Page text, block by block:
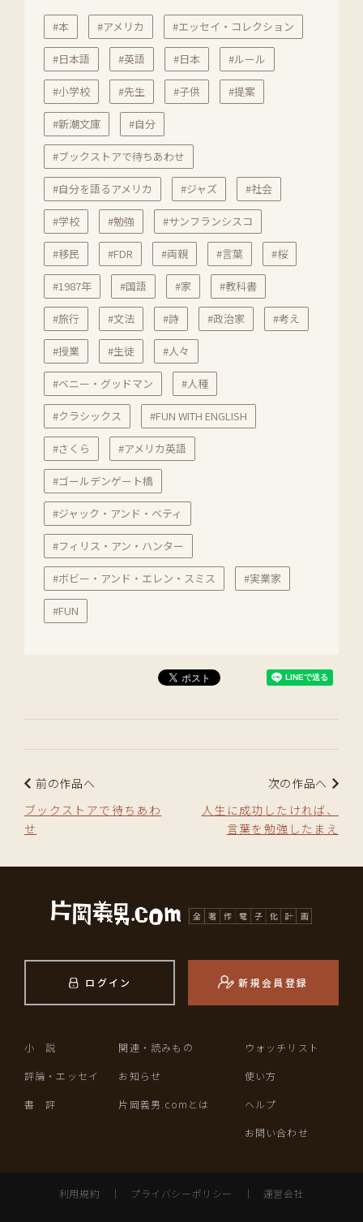
#本 #アメリカ #エッセイ・コレクション
#日本語 #英語 #日本 #ルール
#小学校 #先生 #子供 #提案
#新潮文庫 #自分
#ブックストアで待ちあわせ
#自分を語るアメリカ #ジャズ #社会
#学校 #勉強 #サンフランシスコ
#移民 #FDR #両親 #言葉 #桜
#1987年 #国語 #家 #教科書
#旅行 #文法 #詩 #政治家 #考え
#授業 #生徒 #人々
#ベニー・グッドマン #人種
#クラシックス #FUN WITH ENGLISH
#さくら #アメリカ英語
#ゴールデンゲート橋
#ジャック・アンド・ベティ
#フィリス・アン・ハンター
#ボビー・アンド・エレン・スミス #実業家
#FUN
前の作品へ
ブックストアで待ちあわ
せ
次の作品へ
人生に成功したければ、
言葉を勉強したまえ
ログイン 新規会員登録
小 説
評論・エッセイ
書 評
関連・読みもの
お知らせ
片岡義男.comとは
ウォッチリスト
使い方
ヘルプ
お問い合わせ
利用規約 ｜ プライバシーポリシー ｜ 運営会社